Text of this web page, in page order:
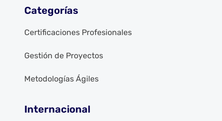
Categorías
Certificaciones Profesionales
Gestión de Proyectos
Metodologías Ágiles
Internacional